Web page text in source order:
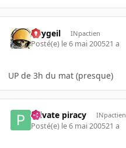
Avygeil INpactien
Posté(e) le 6 mai 200521 a
UP de 3h du mat (presque)
Private piracy INpactien
Posté(e) le 6 mai 200521 a